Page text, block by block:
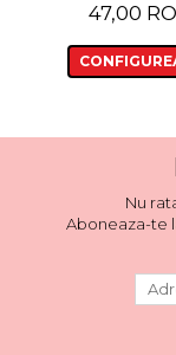
47,00
Nu
Aboneaza-te